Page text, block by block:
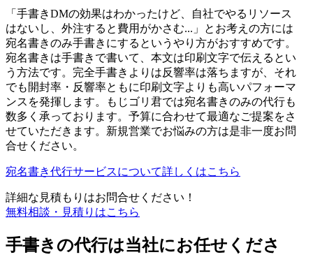
「手書きDMの効果はわかったけど、自社でやるリソース
はないし、外注すると費用がかさむ...」とお考えの方には
宛名書きのみ手書きにするというやり方がおすすめです。
宛名書きは手書きで書いて、本文は印刷文字で伝えるとい
う方法です。完全手書きよりは反響率は落ちますが、それ
でも開封率・反響率ともに印刷文字よりも高いパフォーマ
ンスを発揮します。もじゴリ君では宛名書きのみの代行も
数多く承っております。予算に合わせて最適なご提案をさ
せていただきます。新規営業でお悩みの方は是非一度お問
合せください。
宛名書き代行サービスについて詳しくはこちら
詳細な見積もりはお問合せください！
無料相談・見積りはこちら
手書きの代行は当社にお任せくださ